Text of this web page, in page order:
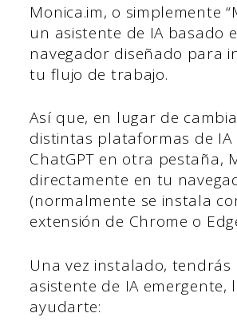
Monica.im, o simplemente
un asistente de IA basado
navegador diseñado para
tu flujo de trabajo.
Así que, en lugar de
distintas plataformas de
ChatGPT en otra pestaña,
directamente en tu
(normalmente se instala
extensión de Chrome o
Una vez instalado,
asistente de IA emergente,
ayudarte: